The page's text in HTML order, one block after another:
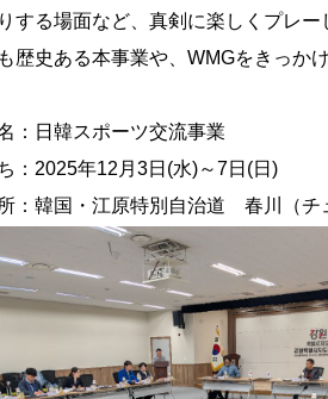
する場面など、真剣に楽しくプレ
歴史ある本事業や、WMGをきっか
：日韓スポーツ交流事業
：2025年12月3日(水)～7日(日)
：韓国・江原特別自治道 春川（チ